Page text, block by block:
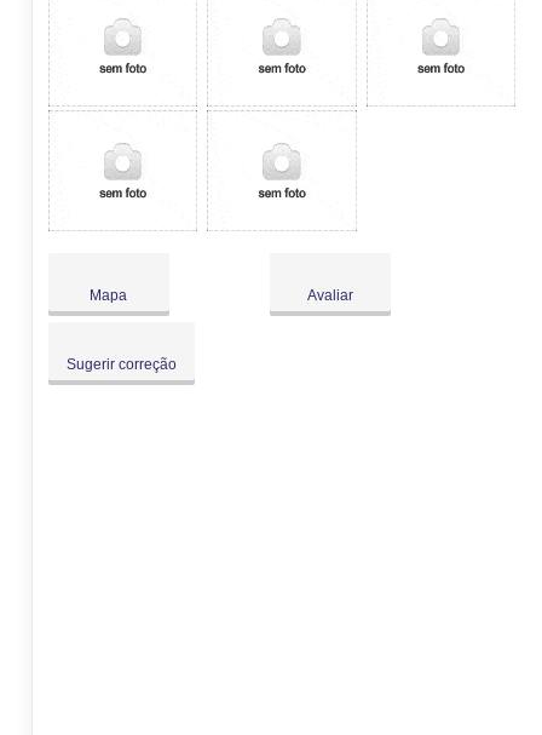
- 18:00
Sáb:
Fechado
Dom:
Fechado
Mapa Avaliar
Sugerir correção